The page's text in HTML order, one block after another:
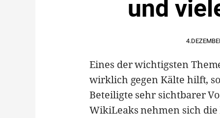
und
Eines der wichtigsten
wirklich gegen Kälte hilft,
Beteiligte sehr sichtbarer
WikiLeaks nehmen sich